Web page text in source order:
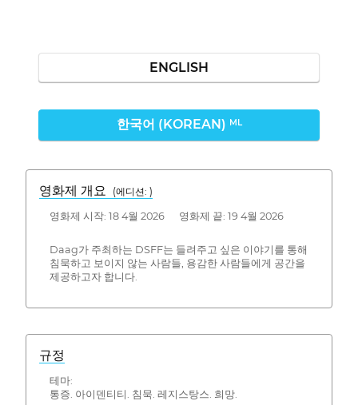
ENGLISH
한국어 (KOREAN) ML
영화제 개요 (에디션: )
영화제 시작: 18 4월 2026 영화제 끝: 19 4월 2026
Daag가 주최하는 DSFF는 들려주고 싶은 이야기를 통해
침묵하고 보이지 않는 사람들, 용감한 사람들에게 공간을
제공하고자 합니다.
규정
테마:
통증. 아이덴티티. 침묵. 레지스탕스. 희망.